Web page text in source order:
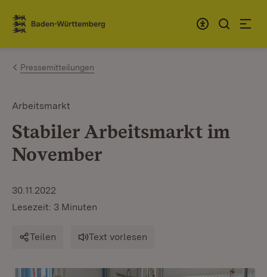
Zum Inhalt springen
Link zur Startseite
Pressemitteilungen
Arbeitsmarkt
Stabiler Arbeitsmarkt im
November
30.11.2022
Lesezeit: 3 Minuten
Teilen Text vorlesen